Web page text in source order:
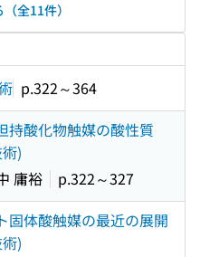
全11件）
p.322～364
持酸化物触媒の酸性質
)
庸裕
p.322～327
固体酸触媒の最近の展開
)